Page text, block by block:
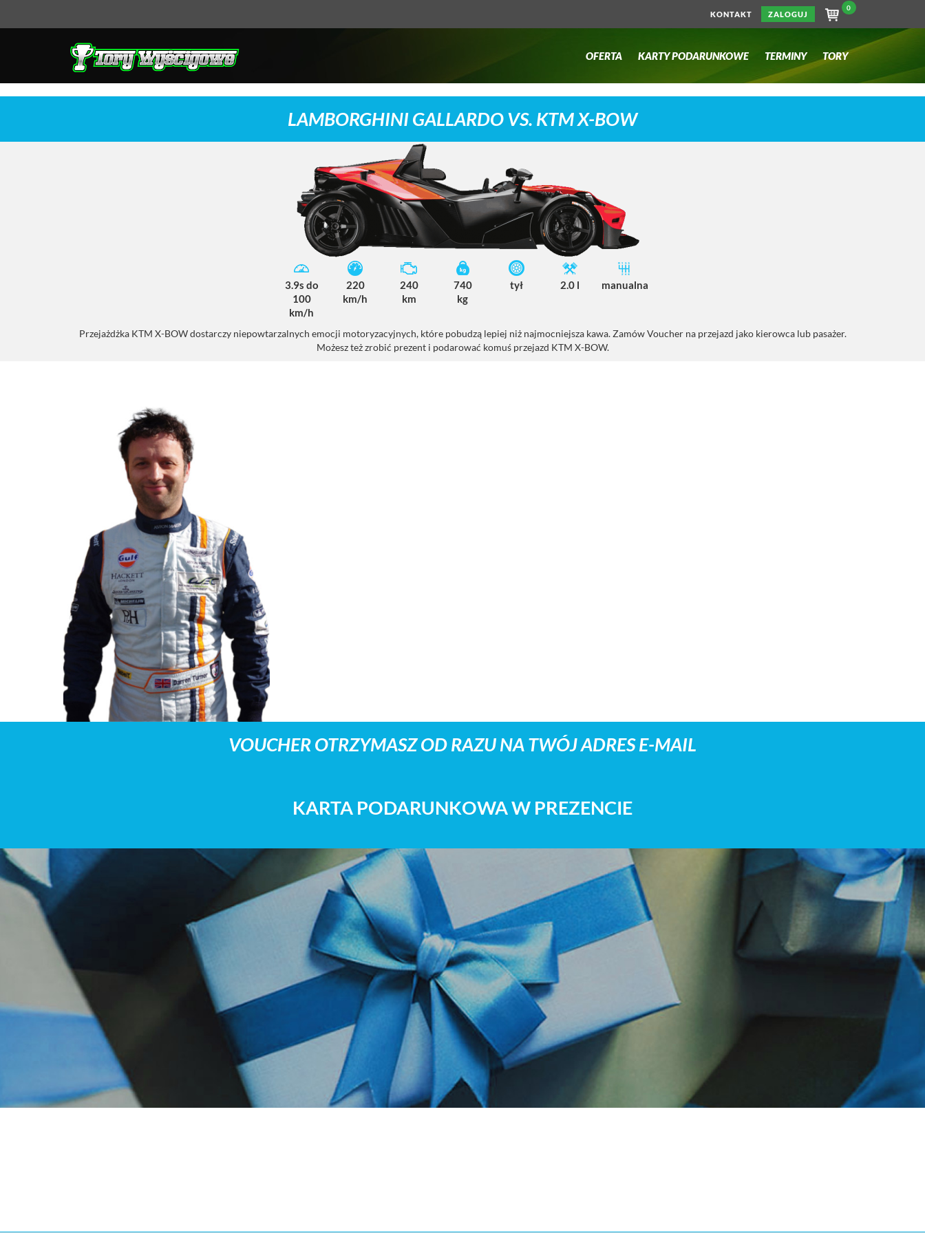
KONTAKT ZALOGUJ
0
OFERTA KARTY PODARUNKOWE TERMINY TORY
LAMBORGHINI GALLARDO VS. KTM X-BOW
3.9s do
100
km/h
220
km/h
240
km
740
kg
tył 2.0 l manualna
Przejażdżka KTM X-BOW dostarczy niepowtarzalnych emocji motoryzacyjnych, które pobudzą lepiej niż najmocniejsza kawa. Zamów Voucher na przejazd jako kierowca lub pasażer.
Możesz też zrobić prezent i podarować komuś przejazd KTM X-BOW.
VOUCHER OTRZYMASZ OD RAZU NA TWÓJ ADRES E-MAIL
KARTA PODARUNKOWA W PREZENCIE